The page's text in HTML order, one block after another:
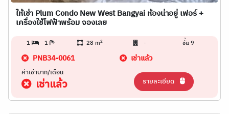
ให้เช่า Plum Condo New West Bangyai ห้องน่าอยู่ เฟอร์ +
เครื่องใช้ไฟฟ้าพร้อม จองเลย
1 1 28 m2 - ชั้น 9
PNB34-0061 เช่าแล้ว
ค่าเช่าบาท/เดือน
เช่าแล้ว รายละเอียด